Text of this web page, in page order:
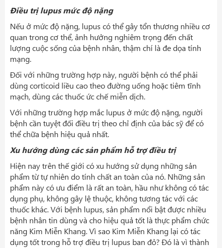
Điều trị lupus mức độ nặng
Nếu ở mức độ nặng, lupus có thể gây tổn thương nhiều cơ
quan trong cơ thể, ảnh hưởng nghiêm trọng đến chất
lượng cuộc sống của bệnh nhân, thậm chí là đe dọa tính
mạng.
Đối với những trường hợp này, người bệnh có thể phải
dùng corticoid liều cao theo đường uống hoặc tiêm tĩnh
mạch, dùng các thuốc ức chế miễn dịch.
Với những trường hợp mắc lupus ở mức độ nặng, người
bệnh cần tuyệt đối điều trị theo chỉ định của bác sỹ để có
thể chữa bệnh hiệu quả nhất.
Xu hướng dùng các sản phẩm hỗ trợ điều trị
Hiện nay trên thế giới có xu hướng sử dụng những sản
phẩm từ tự nhiên do tính chất an toàn của nó. Những sản
phẩm này có ưu điểm là rất an toàn, hầu như không có tác
dụng phụ, không gây lệ thuộc, không tương tác với các
thuốc khác. Với bệnh lupus, sản phẩm nổi bật được nhiều
bệnh nhân tin dùng và cho hiệu quả tốt là thực phẩm chức
năng Kim Miễn Khang. Vì sao Kim Miễn Khang lại có tác
dụng tốt trong hỗ trợ điều trị lupus ban đỏ? Đó là vì thành